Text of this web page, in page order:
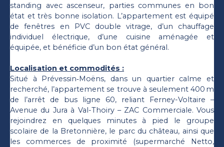
standing avec ascenseur, parties communes en bon
état et très bonne isolation. L’appartement est équipé
de fenêtres en PVC double vitrage, d’un chauffage
individuel électrique, d’une cuisine aménagée et
équipée, et bénéficie d’un bon état général.
Localisation et commodités :
Situé à Prévessin‑Moëns, dans un quartier calme et
recherché, l’appartement se trouve à seulement 400 m
de l’arrêt de bus ligne 60, reliant Ferney-Voltaire –
Avenue du Jura à Val-Thoiry – ZAC Commerciale. Vous
rejoindrez en quelques minutes à pied le groupe
scolaire de la Bretonnière, le parc du château, ainsi que
les commerces de proximité (supermarché Netto,